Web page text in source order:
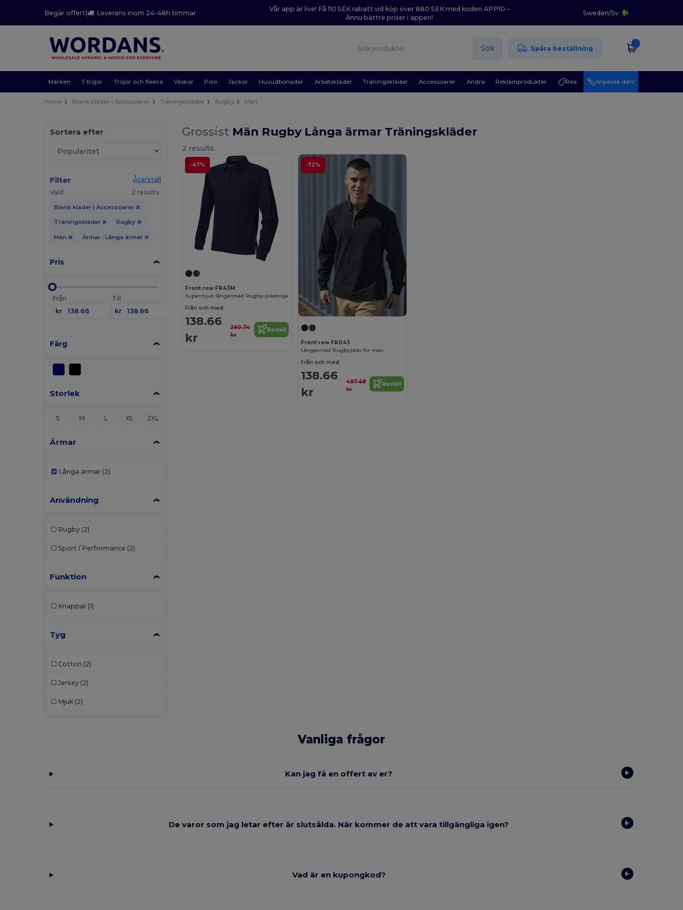
Begär offert| Leverans inom 24-48h timmar
Vår app är live! Få 110 SEK rabatt vid köp över 880 SEK med koden APP10 –
Ännu bättre priser i appen!
Sweden/Sv
Sök Spåra beställning
Märken T-tröjor Tröjor och fleece Väskor Polo Jackor Huvudbonader Arbetskläder Träningskläder Accessoarer Andra Reklamprodukter Rea Anpassa den!
Home Blank kläder | Accessoarer Träningskläder Rugby Män
Sortera efter
Filter
Återställ
Vald
2 results.
Blank kläder | Accessoarer
Träningskläder Rugby
Män Ärmar : Långa ärmar
Pris
Från
kr
Till
kr
Färg
Storlek
S M L XL 2XL
Ärmar
Långa ärmar (2)
Användning
Rugby (2)
Sport / Performance (2)
Funktion
Knappar (1)
Tyg
Cotton (2)
Jersey (2)
Mjuk (2)
Grossist Män Rugby Långa ärmar Träningskläder
2 results.
-47%
Front row FR43M
Supermjuk långärmad Rugby-pikétröja
Från och med:
138.66
kr
260.74
kr
Beställ
-72%
Front row FR043
Långärmad Rugbypolo för män
Från och med:
138.66
kr
497.68
kr
Beställ
Vanliga frågor
Kan jag få en offert av er?
De varor som jag letar efter är slutsålda. När kommer de att vara tillgängliga igen?
Vad är en kupongkod?